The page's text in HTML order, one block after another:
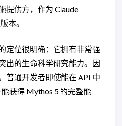
提供方，作为 Claude
本。
定位很明确：它拥有非常强
出的生命科学研究能力。因
普通开发者即使能在 API 中
获得 Mythos 5 的完整能